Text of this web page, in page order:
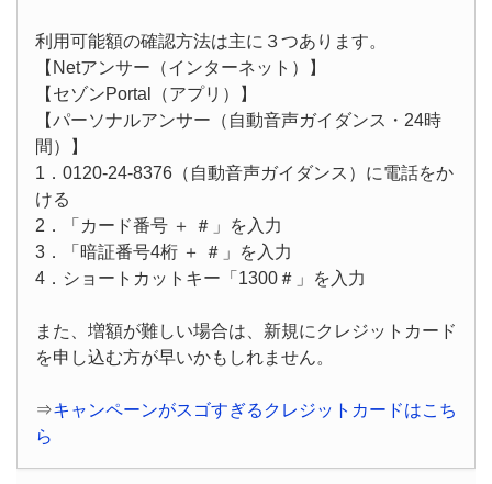
利用可能額の確認方法は主に３つあります。
【Netアンサー（インターネット）】
【セゾンPortal（アプリ）】
【パーソナルアンサー（自動音声ガイダンス・24時
間）】
1．0120-24-8376（自動音声ガイダンス）に電話をか
ける
2．「カード番号 ＋ ＃」を入力
3．「暗証番号4桁 ＋ ＃」を入力
4．ショートカットキー「1300＃」を入力
また、増額が難しい場合は、新規にクレジットカード
を申し込む方が早いかもしれません。
⇒キャンペーンがスゴすぎるクレジットカードはこち
ら